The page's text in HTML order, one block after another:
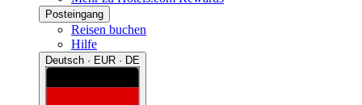
Posteingang
Reisen buchen
Hilfe
Deutsch · EUR · DE